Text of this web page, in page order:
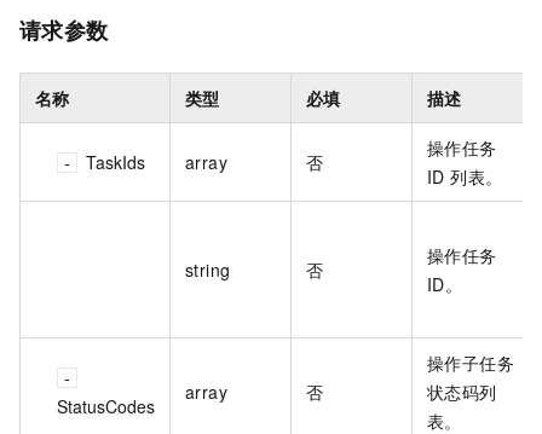
请求参数
名称 类型 必填 描述
TaskIds array 否
操作任务
ID 列表。
string 否
操作任务
ID。
StatusCodes
array 否
操作子任务
状态码列
表。